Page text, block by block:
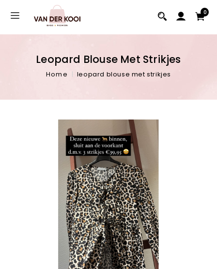
0
Leopard Blouse Met Strikjes
Home leopard blouse met strikjes